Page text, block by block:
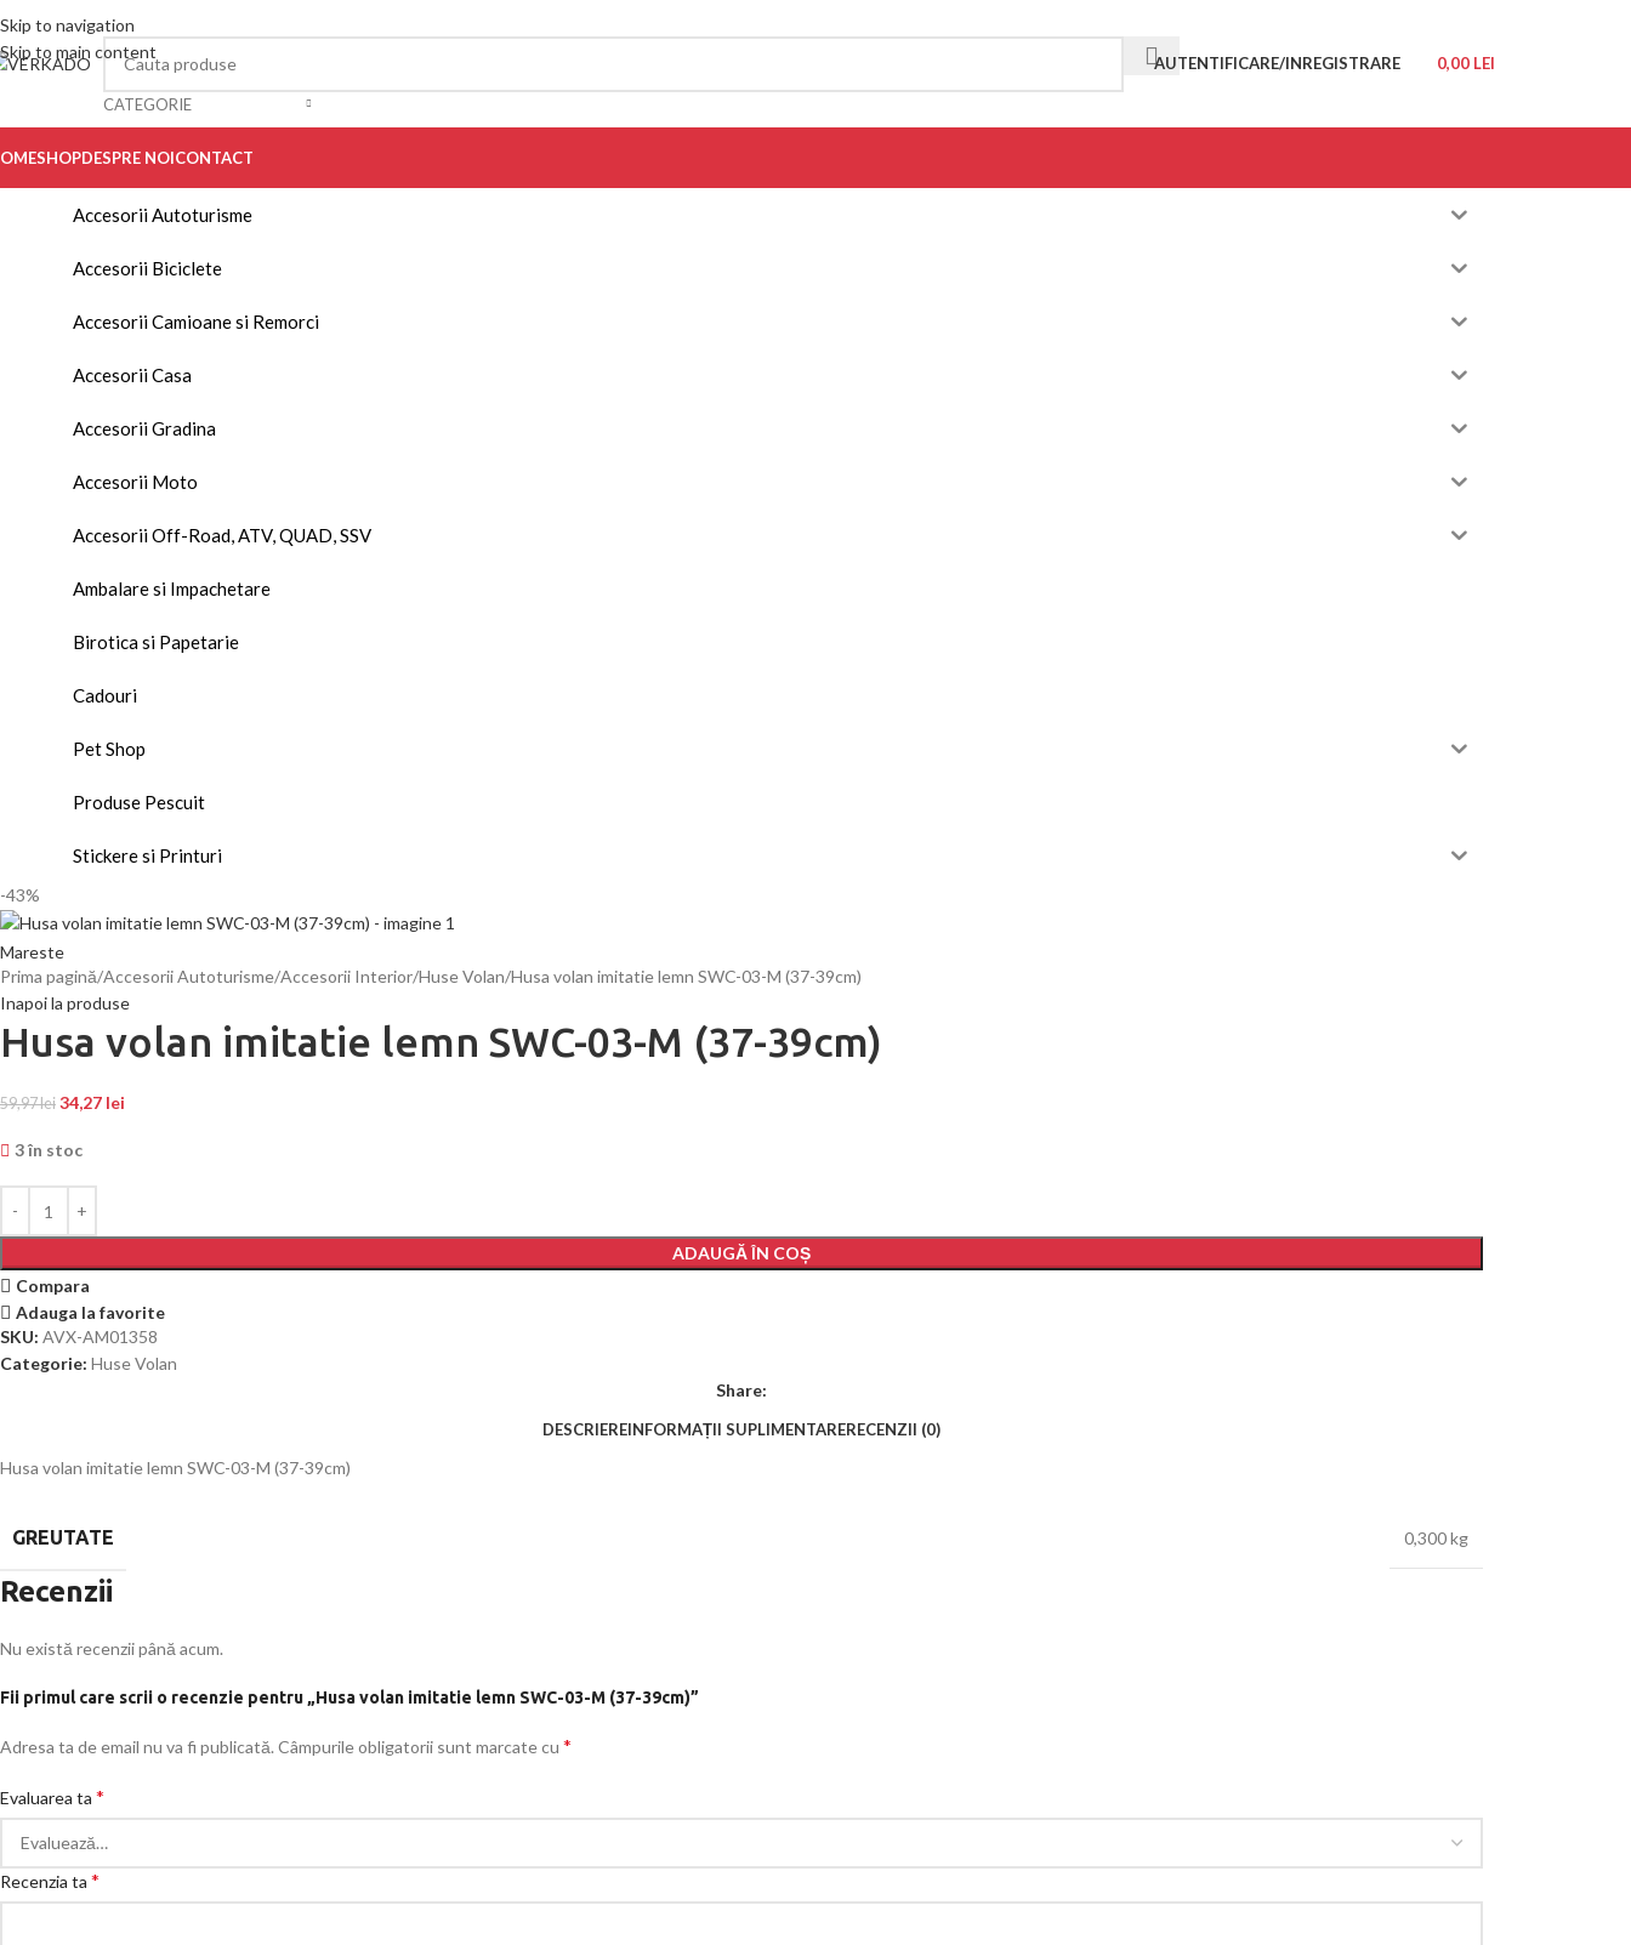
Skip to navigation
Skip to main content
CATEGORIE
AUTENTIFICARE/INREGISTRARE 0,00 LEI
SHOPDESPRE NOICONTACT
Accesorii Autoturisme
Accesorii Biciclete
Accesorii Camioane si Remorci
Accesorii Casa
Accesorii Gradina
Accesorii Moto
Accesorii Off-Road, ATV, QUAD, SSV
Ambalare si Impachetare
Birotica si Papetarie
Cadouri
Pet Shop
Produse Pescuit
Stickere si Printuri
-43%
Mareste
Prima pagină Accesorii Autoturisme Accesorii Interior Huse Volan Husa volan imitatie lemn SWC-03-M (37-39cm)
Inapoi la produse
Husa volan imitatie lemn SWC-03-M (37-39cm)
59,97lei 34,27 lei
3 în stoc
ADAUGĂ ÎN COȘ
Compara
Adauga la favorite
SKU: AVX-AM01358
Categorie: Huse Volan
Share:
DESCRIEREINFORMAȚII SUPLIMENTARERECENZII (0)
Husa volan imitatie lemn SWC-03-M (37-39cm)
GREUTATE 0,300 kg
Recenzii
Nu există recenzii până acum.
Fii primul care scrii o recenzie pentru „Husa volan imitatie lemn SWC-03-M (37-39cm)”
Adresa ta de email nu va fi publicată.Câmpurile obligatorii sunt marcate cu *
Evaluarea ta *
Recenzia ta *